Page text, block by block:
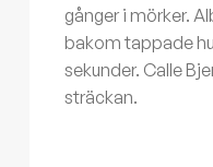
gånger i mörker.
bakom tappade
sekunder. Calle
sträckan.